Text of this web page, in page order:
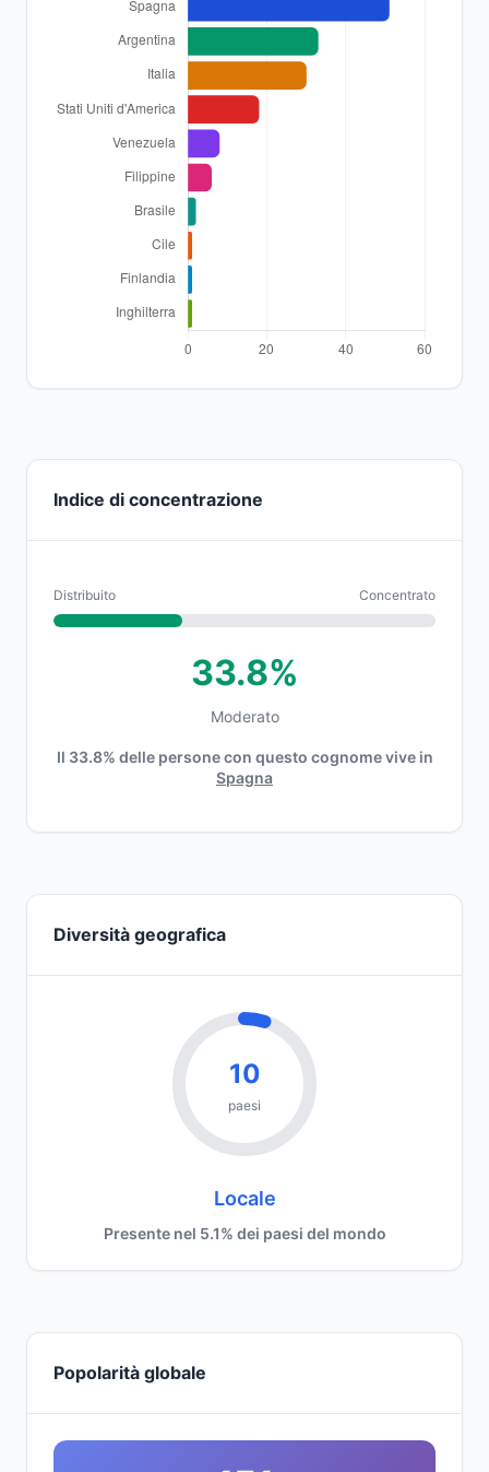
Indice di concentrazione
Distribuito Concentrato
33.8%
Moderato
Il 33.8% delle persone con questo cognome vive in
Spagna
Diversità geografica
10
paesi
Locale
Presente nel 5.1% dei paesi del mondo
Popolarità globale